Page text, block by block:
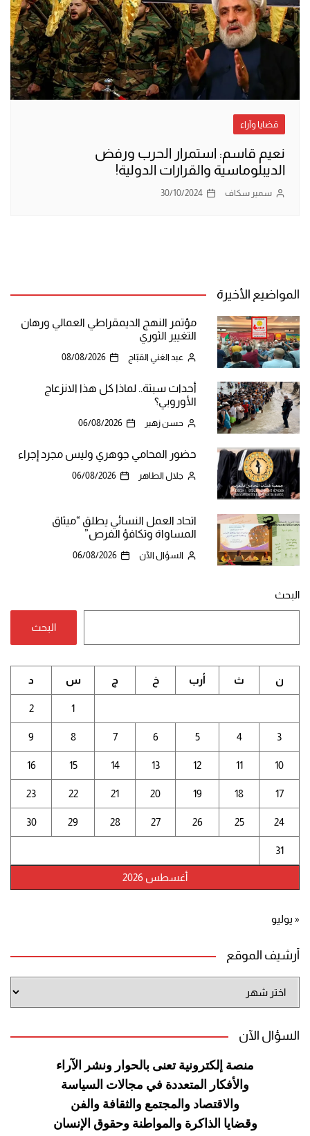
قضايا وآراء
نعيم قاسم: استمرار الحرب ورفض
الديبلوماسية والقرارات الدولية!
سمير سكاف 30/10/2024
المواضيع الأخيرة
مؤتمر النهج الديمقراطي العمالي ورهان
التغيير الثوري
عبد الغني القبّاج 08/08/2026
أحداث سبتة.. لماذا كل هذا الانزعاج
الأوروبي؟
حسن زهير 06/08/2026
حضور المحامي جوهري وليس مجرد إجراء
جلال الطاهر 06/08/2026
اتحاد العمل النسائي يطلق “ميثاق
المساواة وتكافؤ الفرص”
السؤال الآن 06/08/2026
البحث
البحث
أغسطس 2026
ن ث أرب خ ج س د
1
2
3
4
5
6
7
8
9
10
11
12
13
14
15
16
17
18
19
20
21
22
23
24
25
26
27
28
29
30
31
« يوليو
أرشيف الموقع
الموقع
السؤال الآن
منصة إلكترونية تعنى بالحوار ونشر الآراء
والأفكار المتعددة في مجالات السياسة
والاقتصاد والمجتمع والثقافة والفن
وقضايا الذاكرة والمواطنة وحقوق الإنسان